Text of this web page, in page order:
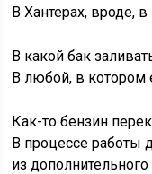
В Хантерах, вроде,
В какой бак
В любой, в котором
Как-то бензин
В процессе работы
из